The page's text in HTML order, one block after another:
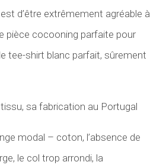
d’être extrêmement agréable à
pièce cocooning parfaite pour
tee-shirt blanc parfait, sûrement
sa fabrication au Portugal
modal – coton, l’absence de
le col trop arrondi, la